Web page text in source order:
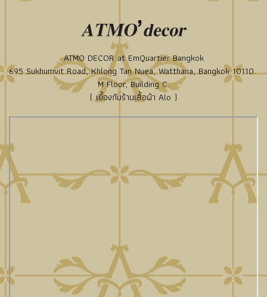
ATMO DECOR at EmQuartier Bangkok
695 Sukhumvit Road, Khlong Tan Nuea, Watthana, Bangkok 10110.
M Floor, Building C.
( เยื้องกับร้านเสื้อผ้า Alo )